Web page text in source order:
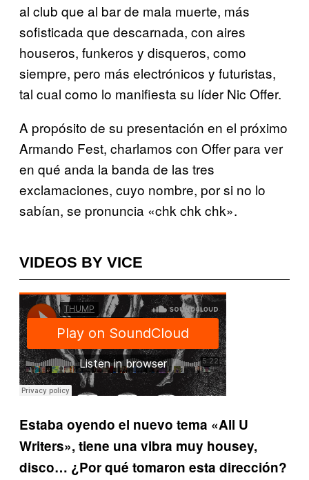
al club que al bar de mala muerte, más
sofisticada que descarnada, con aires
houseros, funkeros y disqueros, como
siempre, pero más electrónicos y futuristas,
tal cual como lo manifiesta su líder Nic Offer.
A propósito de su presentación en el próximo
Armando Fest, charlamos con Offer para ver
en qué anda la banda de las tres
exclamaciones, cuyo nombre, por si no lo
sabían, se pronuncia «chk chk chk».
VIDEOS BY VICE
Estaba oyendo el nuevo tema «All U
Writers», tiene una vibra muy housey,
disco… ¿Por qué tomaron esta dirección?